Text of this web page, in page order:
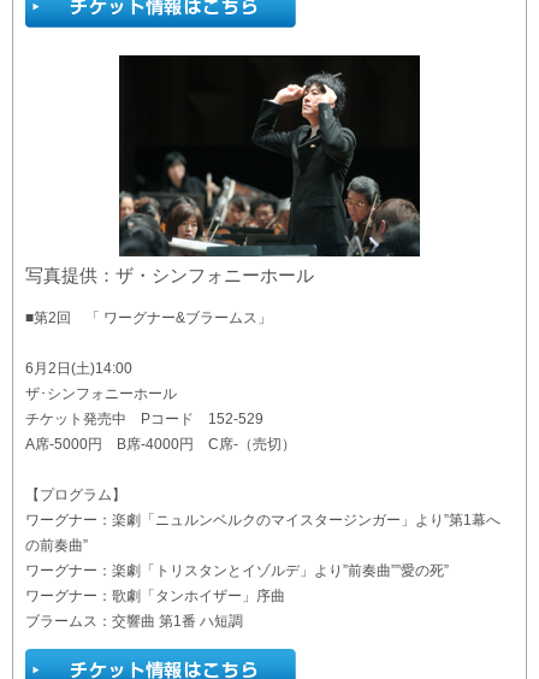
写真提供：ザ・シンフォニーホール
■第2回 「 ワーグナー&ブラームス」
6月2日(土)14:00
ザ･シンフォニーホール
チケット発売中 Pコード 152-529
A席-5000円 B席-4000円 C席-（売切）
【プログラム】
ワーグナー：楽劇「ニュルンベルクのマイスタージンガー」より”第1幕へ
の前奏曲”
ワーグナー：楽劇「トリスタンとイゾルデ」より”前奏曲””愛の死”
ワーグナー：歌劇「タンホイザー」序曲
ブラームス：交響曲 第1番 ハ短調